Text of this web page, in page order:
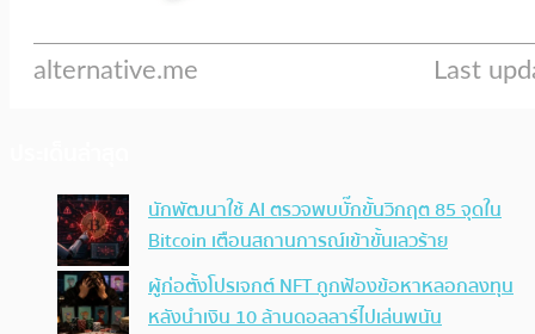
นักพัฒนาใช้ AI ตรวจพบบั๊กขั้นวิกฤต 85 จุดใน
Bitcoin เตือนสถานการณ์เข้าขั้นเลวร้าย
ผู้ก่อตั้งโปรเจกต์ NFT ถูกฟ้องข้อหาหลอกลงทุน
หลังนำเงิน 10 ล้านดอลลาร์ไปเล่นพนัน